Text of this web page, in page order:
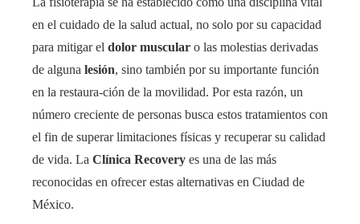
en el cuidado de la salud actual, no solo por su capacidad
para mitigar el dolor muscular o las molestias derivadas
de alguna lesión, sino también por su importante función
en la restaura-ción de la movilidad. Por esta razón, un
número creciente de personas busca estos tratamientos con
el fin de superar limitaciones físicas y recuperar su calidad
de vida. La Clínica Recovery es una de las más
reconocidas en ofrecer estas alternativas en Ciudad de
México.